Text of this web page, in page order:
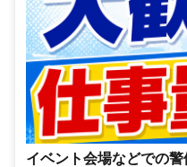
イベント会場などでの